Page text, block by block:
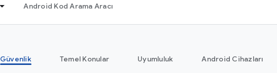
Android Kod Arama Aracı
Güvenlik Temel Konular Uyumluluk Android Cihazları